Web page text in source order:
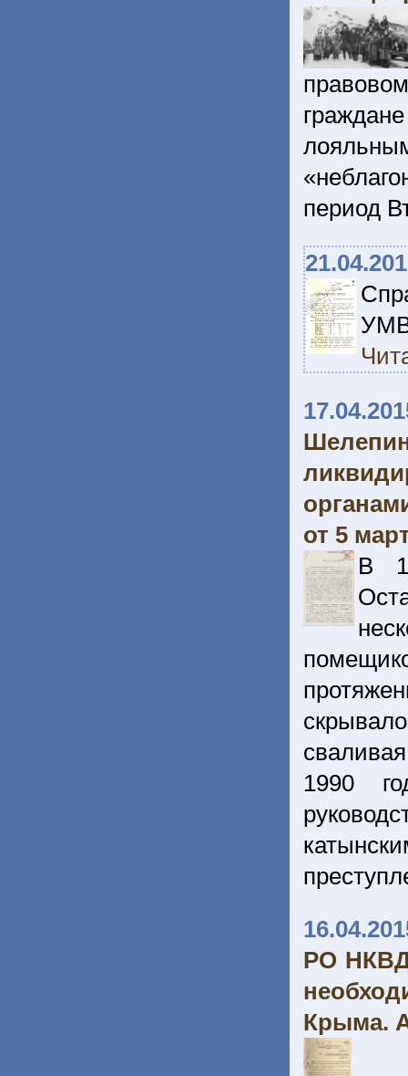
период
от 5
В
1990
РО НКВД
Крыма.